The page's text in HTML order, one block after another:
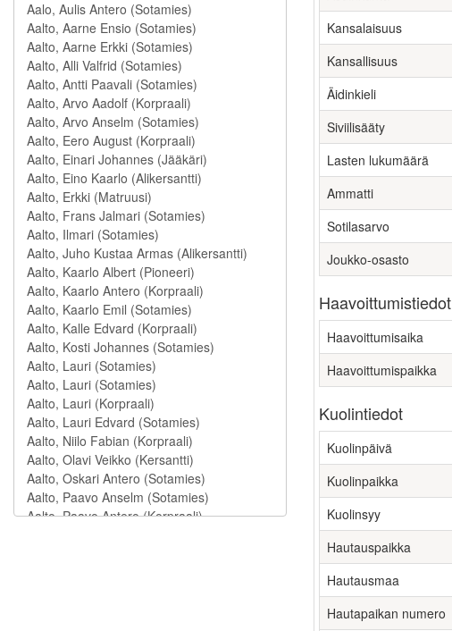
Kansalaisuus
Kansallisuus
Äidinkieli
Siviilisääty
Lasten lukumäärä
Ammatti
Sotilasarvo
Joukko-osasto
Haavoittumistiedot
Haavoittumisaika
Haavoittumispaikka
Kuolintiedot
Kuolinpäivä
Kuolinpaikka
Kuolinsyy
Hautauspaikka
Hautausmaa
Hautapaikan numero